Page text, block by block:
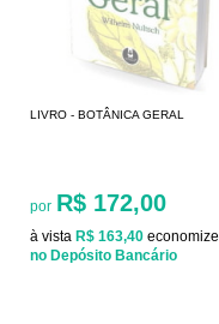
LIVRO - BOTÂNICA GERAL
por R$ 172,00
à vista R$ 163,40 economize
no Depósito Bancário